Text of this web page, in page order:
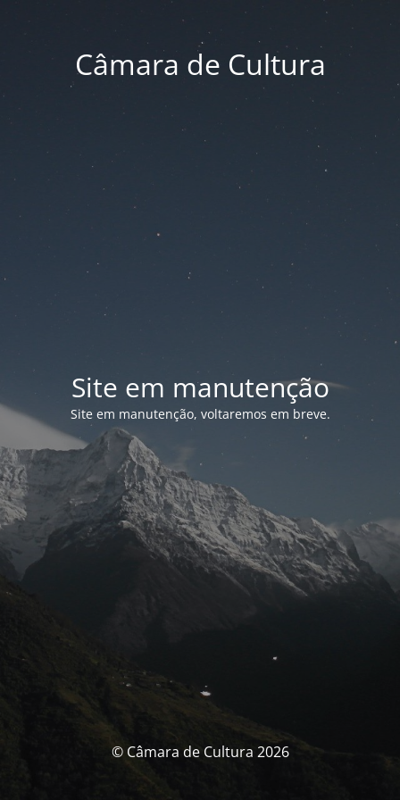
Câmara de Cultura
Site em manutenção
Site em manutenção, voltaremos em breve.
© Câmara de Cultura 2026